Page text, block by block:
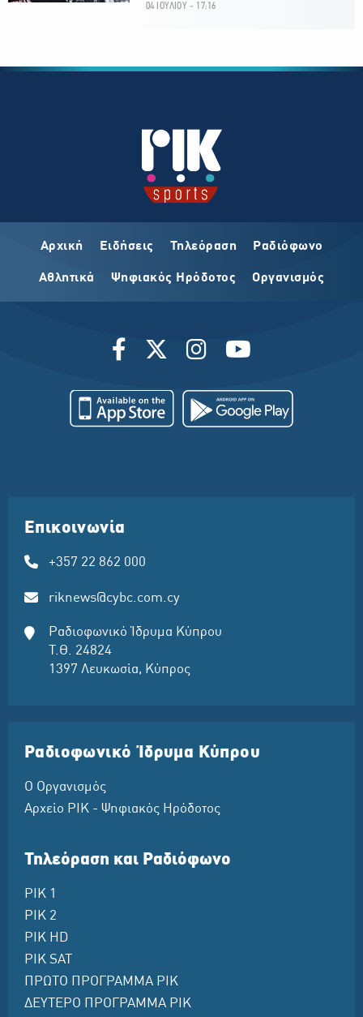
04 ΙΟΥΛΙΟΥ - 17:16
Αρχική Ειδήσεις Τηλεόραση Ραδιόφωνο
Αθλητικά Ψηφιακός Ηρόδοτος Οργανισμός
Επικοινωνία
+357 22 862 000
riknews@cybc.com.cy
Ραδιοφωνικό Ίδρυμα Κύπρου
Τ.Θ. 24824
1397 Λευκωσία, Κύπρος
Ραδιοφωνικό Ίδρυμα Κύπρου
Ο Οργανισμός
Αρχείο ΡΙΚ - Ψηφιακός Ηρόδοτος
Τηλεόραση και Ραδιόφωνο
ΡΙΚ 1
ΡΙΚ 2
ΡΙΚ HD
ΡΙΚ SAT
ΠΡΩΤΟ ΠΡΟΓΡΑΜΜΑ ΡΙΚ
ΔΕΥΤΕΡΟ ΠΡΟΓΡΑΜΜΑ ΡΙΚ